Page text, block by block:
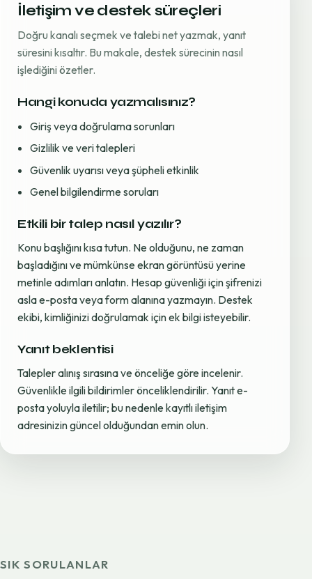
İletişim ve destek süreçleri
Doğru kanalı seçmek ve talebi net yazmak, yanıt
süresini kısaltır. Bu makale, destek sürecinin nasıl
işlediğini özetler.
Hangi konuda yazmalısınız?
Giriş veya doğrulama sorunları
Gizlilik ve veri talepleri
Güvenlik uyarısı veya şüpheli etkinlik
Genel bilgilendirme soruları
Etkili bir talep nasıl yazılır?
Konu başlığını kısa tutun. Ne olduğunu, ne zaman
başladığını ve mümkünse ekran görüntüsü yerine
metinle adımları anlatın. Hesap güvenliği için şifrenizi
asla e-posta veya form alanına yazmayın. Destek
ekibi, kimliğinizi doğrulamak için ek bilgi isteyebilir.
Yanıt beklentisi
Talepler alınış sırasına ve önceliğe göre incelenir.
Güvenlikle ilgili bildirimler önceliklendirilir. Yanıt e-
posta yoluyla iletilir; bu nedenle kayıtlı iletişim
adresinizin güncel olduğundan emin olun.
SIK SORULANLAR